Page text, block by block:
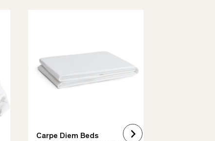
Carpe Diem Beds